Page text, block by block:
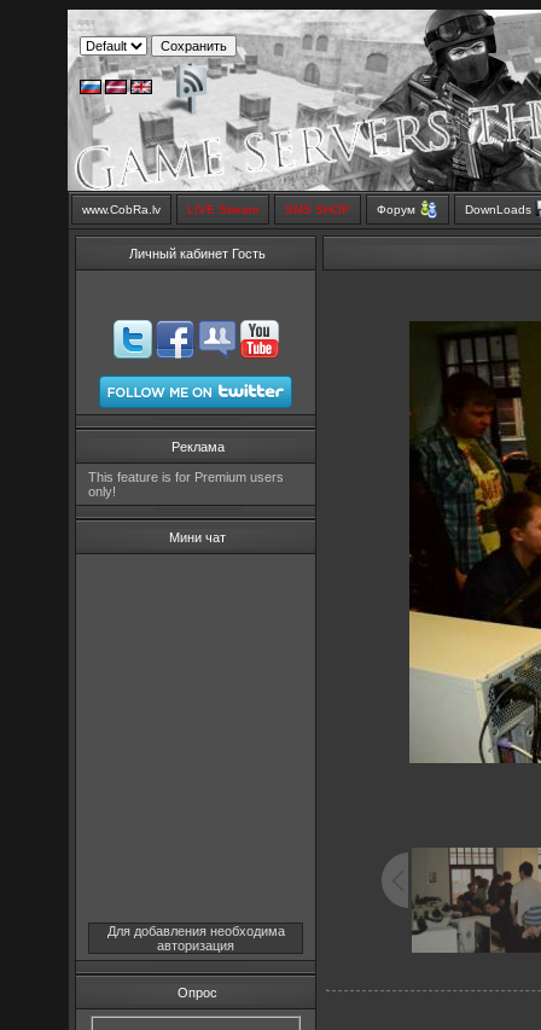
www.CobRa.lv LIVE Stream SMS SHOP Форум DownLoads
Личный кабинет Гость
Реклама
This feature is for Premium users
only!
Мини чат
Для добавления необходима
авторизация
Опрос